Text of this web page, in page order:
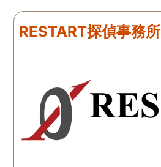
ました。うれしくてお互い
に涙の再会でした。 対応し
玉総合情報事務所さんに依
頼させていただき本当に良
かったです。
RESTART探偵事務所